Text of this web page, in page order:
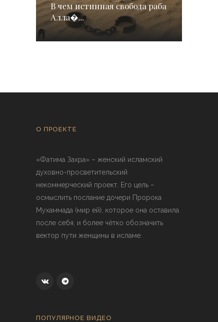
В чем истинная свобода раба
Алла�...
О ПРОЕКТЕ
«Фатима Захра» – женский исламский
духовно-просветительский
некоммерческий проект. Его цель –
осмыслить послание дочери Пророка
Мухаммада (мир ей), которое она оставила
после себя, и более чётко обозначить
вектор пути женщины в исламе.
ПОПУЛЯРНОЕ ВИДЕО